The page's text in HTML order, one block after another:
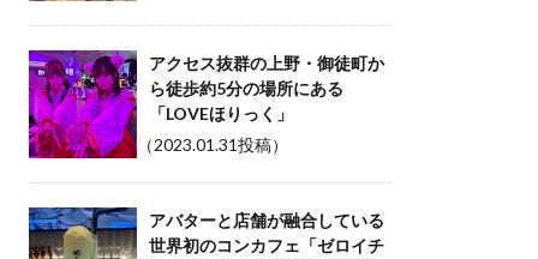
アクセス抜群の上野・御徒町か
ら徒歩約5分の場所にある
「LOVEほりっく」
（2023.01.31投稿）
アバターと店舗が融合している
世界初のコンカフェ「ゼロイチ